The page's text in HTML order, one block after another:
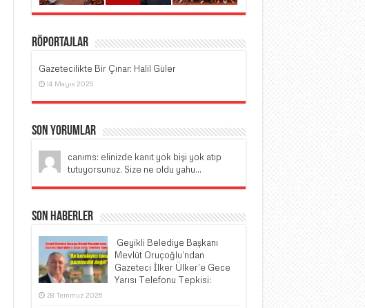
Röportajlar
Gazetecilikte Bir Çınar: Halil Güler
14 Mayıs 2025
Son Yorumlar
canıms: elinizde kanıt yok bişi yok atıp
tutuyorsunuz. Size ne oldu yahu...
Son Haberler
​ Geyikli Belediye Başkanı
Mevlüt Oruçoğlu’ndan
Gazeteci İlker Ülker’e Gece
Yarısı Telefonu Tepkisi:
28 Temmuz 2026